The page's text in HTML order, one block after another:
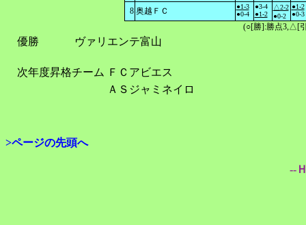
8 奥越ＦＣ
●1-3
●0-4
●3-4
●1-2
△2-2
●0-2
●1-2
●0-3
(○[勝]:勝点3,△[
優勝 ヴァリエンテ富山
次年度昇格チーム ＦＣアビエス
ＡＳジャミネイロ
>ページの先頭へ
--